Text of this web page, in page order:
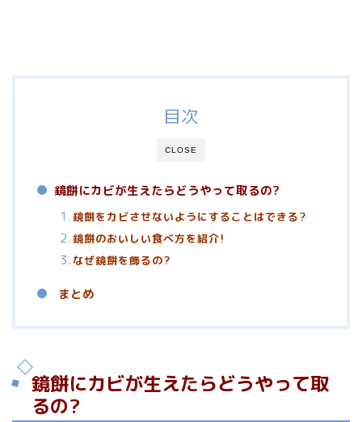
CLOSE
目次
鏡餅にカビが生えたらどうやって取るの?
鏡餅をカビさせないようにすることはできる?
鏡餅のおいしい食べ方を紹介!
なぜ鏡餅を飾るの?
まとめ
鏡餅にカビが生えたらどうやって取
るの?